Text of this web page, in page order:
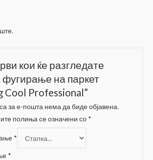
кои ќе разгледате
фугирање на паркет
Cool Professional”
за е-пошта нема да биде објавена.
полиња се означени со *
*
*